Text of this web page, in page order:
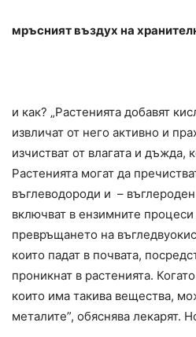
мръсният въздух на
и как? „Растенията добавят
извличат от него активно и
изчистват от влагата и дъжда,
Растенията могат да
въглеводороди и –
включват в ензимните
превръщането на
които падат в почвата,
проникнат в растенията.
които има такива вещества,
металите”, обяснява лекарят.